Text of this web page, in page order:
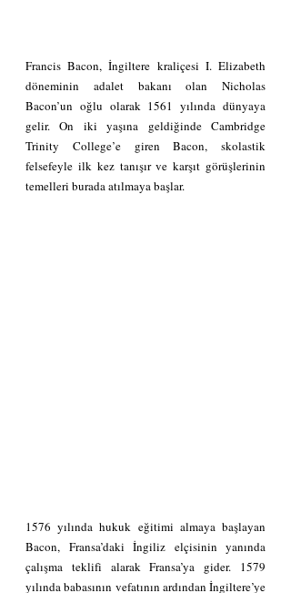
Francis Bacon, İngiltere kraliçesi I. Elizabeth
döneminin adalet bakanı olan Nicholas
Bacon’un oğlu olarak 1561 yılında dünyaya
gelir. On iki yaşına geldiğinde Cambridge
Trinity College’e giren Bacon, skolastik
felsefeyle ilk kez tanışır ve karşıt görüşlerinin
temelleri burada atılmaya başlar.
1576 yılında hukuk eğitimi almaya başlayan
Bacon, Fransa’daki İngiliz elçisinin yanında
çalışma teklifi alarak Fransa’ya gider. 1579
yılında babasının vefatının ardından İngiltere’ye